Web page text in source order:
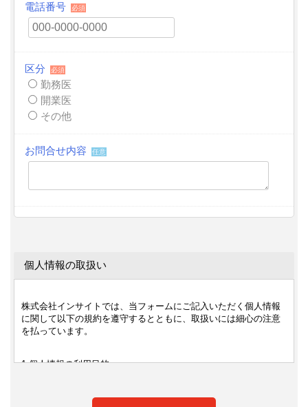
電話番号 必須
区分 必須
勤務医
開業医
その他
お問合せ内容 任意
個人情報の取扱い
株式会社インサイトでは、当フォームにご記入いただく個人情報
に関して以下の規約を遵守するとともに、取扱いには細心の注意
を払っています。
1.個人情報の利用目的